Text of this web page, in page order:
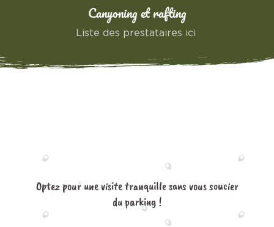
Canyoning et rafting
Liste des prestataires ici
Optez pour une visite tranquille sans vous soucier
du parking !